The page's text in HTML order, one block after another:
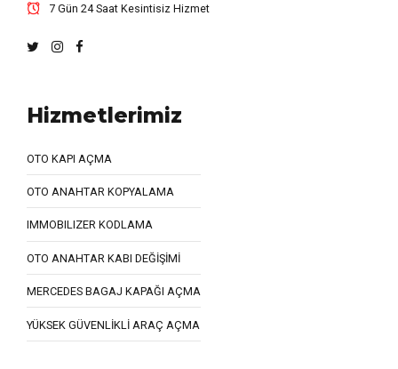
7 Gün 24 Saat Kesintisiz Hizmet
Hizmetlerimiz
OTO KAPI AÇMA
OTO ANAHTAR KOPYALAMA
IMMOBILIZER KODLAMA
OTO ANAHTAR KABI DEĞİŞİMİ
MERCEDES BAGAJ KAPAĞI AÇMA
YÜKSEK GÜVENLİKLİ ARAÇ AÇMA